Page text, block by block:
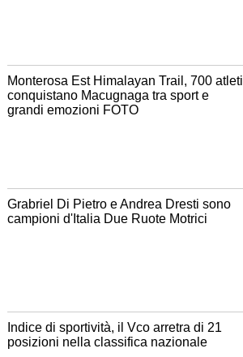
Monterosa Est Himalayan Trail, 700 atleti
conquistano Macugnaga tra sport e
grandi emozioni FOTO
Grabriel Di Pietro e Andrea Dresti sono
campioni d'Italia Due Ruote Motrici
Indice di sportività, il Vco arretra di 21
posizioni nella classifica nazionale